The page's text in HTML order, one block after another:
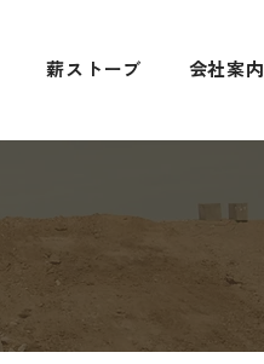
薪ストーブ 会社案内